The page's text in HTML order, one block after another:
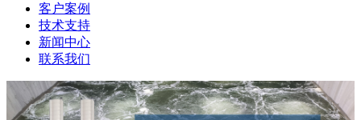
客户案例
技术支持
新闻中心
联系我们